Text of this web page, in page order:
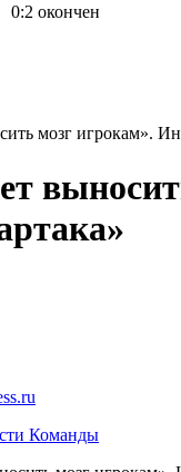
0:2 окончен
мозг игрокам».
Команды